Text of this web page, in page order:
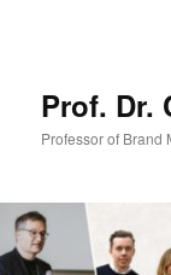
Prof. Dr.
Professor of Brand